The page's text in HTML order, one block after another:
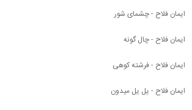
ایمان فلاح - چشمای شور
ایمان فلاح - چال گونه
ایمان فلاح - فرشته کوهی
ایمان فلاح - یل یل میدون